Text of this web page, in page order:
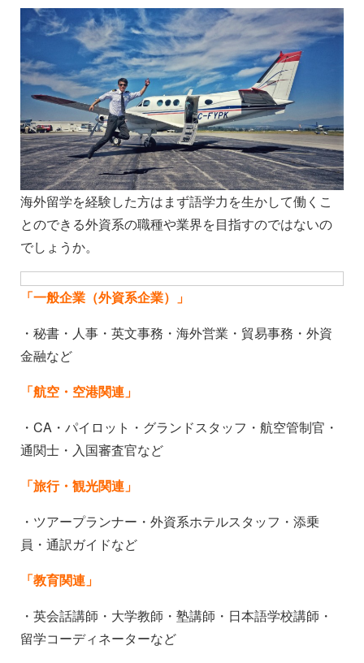
海外留学を経験した方はまず語学力を生かして働くこ
とのできる外資系の職種や業界を目指すのではないの
でしょうか。
「一般企業（外資系企業）」
・秘書・人事・英文事務・海外営業・貿易事務・外資
金融など
「航空・空港関連」
・CA・パイロット・グランドスタッフ・航空管制官・
通関士・入国審査官など
「旅行・観光関連」
・ツアープランナー・外資系ホテルスタッフ・添乗
員・通訳ガイドなど
「教育関連」
・英会話講師・大学教師・塾講師・日本語学校講師・
留学コーディネーターなど